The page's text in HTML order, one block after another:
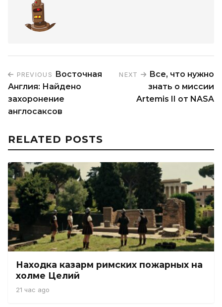
PREVIOUS Восточная
Англия: Найдено
захоронение
англосаксов
NEXT
Все, что нужно
знать о миссии
Artemis II от NASA
RELATED POSTS
Находка казарм римских пожарных на
холме Целий
21 час ago